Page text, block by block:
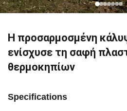
Η προσαρμοσμένη
ενίσχυσε τη σαφή
θερμοκηπίων
Specifications